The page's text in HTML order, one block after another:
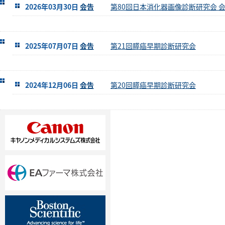
2026年03月30日 会告 第80回日本消化器画像診断研究会
2025年07月07日 会告 第21回膵癌早期診断研究会
2024年12月06日 会告 第20回膵癌早期診断研究会